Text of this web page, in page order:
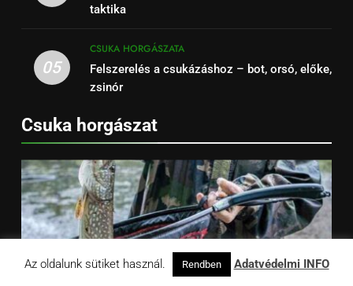
taktika
05
CSUKA HORGÁSZATA
Felszerelés a csukázáshoz – bot, orsó, előke,
zsinór
Csuka horgászat
Az oldalunk sütiket használ. Rendben Adatvédelmi INFO